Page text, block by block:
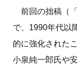
前回の拙稿（
で、1990年代以
的に強化された
小泉純一郎氏や